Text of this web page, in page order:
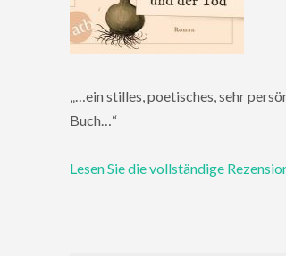
„…ein stilles, poetisches, sehr
Buch…“
Lesen Sie die vollständige